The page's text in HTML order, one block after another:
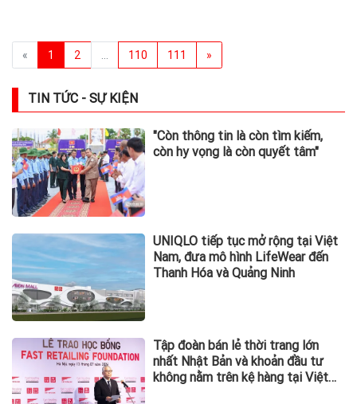
« 1 2 ... 110 111 »
TIN TỨC - SỰ KIỆN
"Còn thông tin là còn tìm kiếm,
còn hy vọng là còn quyết tâm"
UNIQLO tiếp tục mở rộng tại Việt
Nam, đưa mô hình LifeWear đến
Thanh Hóa và Quảng Ninh
Tập đoàn bán lẻ thời trang lớn
nhất Nhật Bản và khoản đầu tư
không nằm trên kệ hàng tại Việt